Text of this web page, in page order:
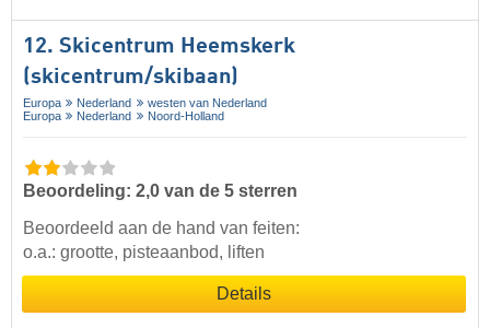
12. Skicentrum Heemskerk
(skicentrum/skibaan)
Europa Nederland
westen van Nederland
Europa
Nederland Noord-Holland
Beoordeling: 2,0 van de 5 sterren
Beoordeeld aan de hand van feiten:
o.a.: grootte, pisteaanbod, liften
Details